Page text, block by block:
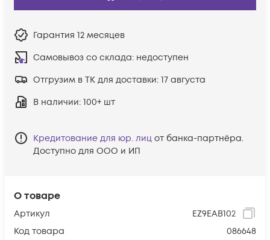
О товаре
Артикул
EZ9EAB102
Код товара
086648
Гарантия 12 месяцев
Самовывоз со склада: недоступен
Отгрузим в ТК для доставки: 17 августа
В наличии: 100+ шт
Кредитование для юр. лиц от банка-партнёра.
Доступно для ООО и ИП